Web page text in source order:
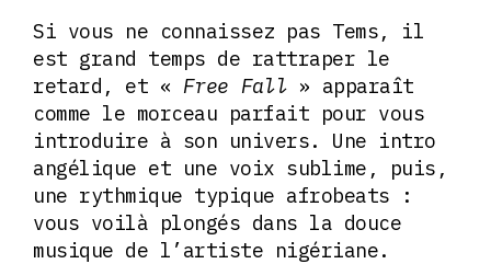
Si vous ne connaissez pas Tems, il
est grand temps de rattraper le
retard, et « Free Fall » apparaît
comme le morceau parfait pour vous
introduire à son univers. Une intro
angélique et une voix sublime, puis,
une rythmique typique afrobeats :
vous voilà plongés dans la douce
musique de l’artiste nigériane.